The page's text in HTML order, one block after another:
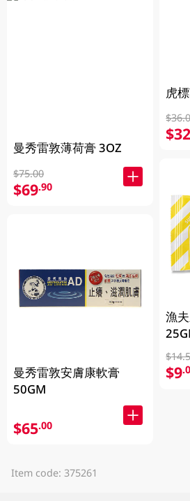
曼秀雷敦薄荷膏 3OZ
$75.00
$69.90
曼秀雷敦安膚康軟膏
50GM
$65.00
虎
漁
$9
Item code: 375261